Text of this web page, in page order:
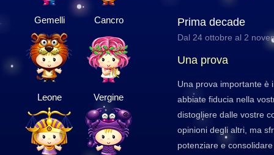
Gemelli Cancro
Leone Vergine
Prima decade
Dal 24 ottobre al 2
Una prova
Una prova importante è
abbiate fiducia nella
distogliere dalle vostre
opinioni degli altri, ma
potenziare e